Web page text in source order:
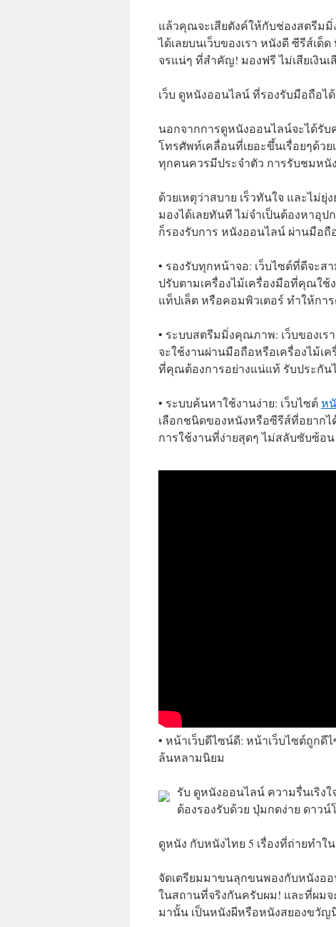
แล้วคุณจะเสียตังค์ให้กับช่องสตรีมมิ่
ได้เลยบนเว็บของเรา หนังดี ซีรีส์เด็
จรแน่ๆ ที่สำคัญ! มองฟรี ไม่เสียเงิน
เว็บ ดูหนังออนไลน์ ที่รองรับมือถือไ
นอกจากการดูหนังออนไลน์จะได้รั
โทรศัพท์เคลื่อนที่เยอะขึ้นเรื่อยๆด้ว
ทุกคนควรมีประจำตัว การรับชมห
ด้วยเหตุว่าสบาย เร็วทันใจ และไม่
มองได้เลยทันที ไม่จำเป็นต้องหาอุป
ก็รองรับการ หนังออนไลน์ ผ่านมือถื
• รองรับทุกหน้าจอ: เว็บไซต์ที่ดีจะ
ปรับตามเครื่องไม้เครื่องมือที่คุณใช้
แท็ปเล็ต หรือคอมพิวเตอร์ ทำให้ก
• ระบบสตรีมมิ่งคุณภาพ: เว็บของเร
จะใช้งานผ่านมือถือหรือเครื่องไม้เ
ที่คุณต้องการอย่างแน่แท้ รับประกัน
• ระบบค้นหาใช้งานง่าย: เว็บไซต์ห
เลือกชนิดของหนังหรือซีรีส์ที่อยากไ
การใช้งานที่ง่ายสุดๆ ไม่สลับซับซ้อ
• หน้าเว็บดีไซน์ดี: หน้าเว็บไซต์ถูกดี
ล้นหลามนิยม
รับ ดูหนังออนไลน์ ความรื่นเริง
ต้องรองรับด้วย ปุ่มกดง่าย ดาวน์
ดูหนัง กับหนังไทย 5 เรื่องที่ถ่ายทำใ
จัดเตรียมมาขนลุกขนพองกับหนังอ
ในสถานที่จริงกันครับผม! และที่ผม
มานั้น เป็นหนังผีหรือหนังสยองขวัญ